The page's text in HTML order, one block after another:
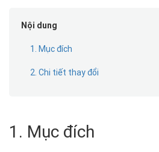
Nội dung
1. Mục đích
2. Chi tiết thay đổi
1. Mục đích